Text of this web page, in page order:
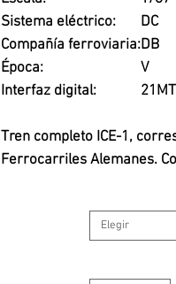
Sistema eléctrico:
DC
Compañía ferroviaria:DB
Época:
V
Interfaz digital:
Tren completo ICE-1,
Ferrocarriles Alemanes.
Este pack se conforma
LIMA HL1750: DB, juego
Elegir